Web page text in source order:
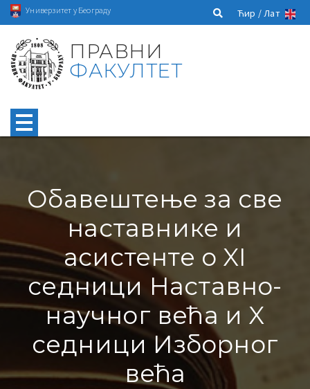
Универзитет у Београду Ћир /Лат
ПРАВНИ
ФАКУЛТЕТ
Обавештење за све
наставнике и
асистенте о XI
седници Наставно-
научног већа и X
седници Изборног
већа